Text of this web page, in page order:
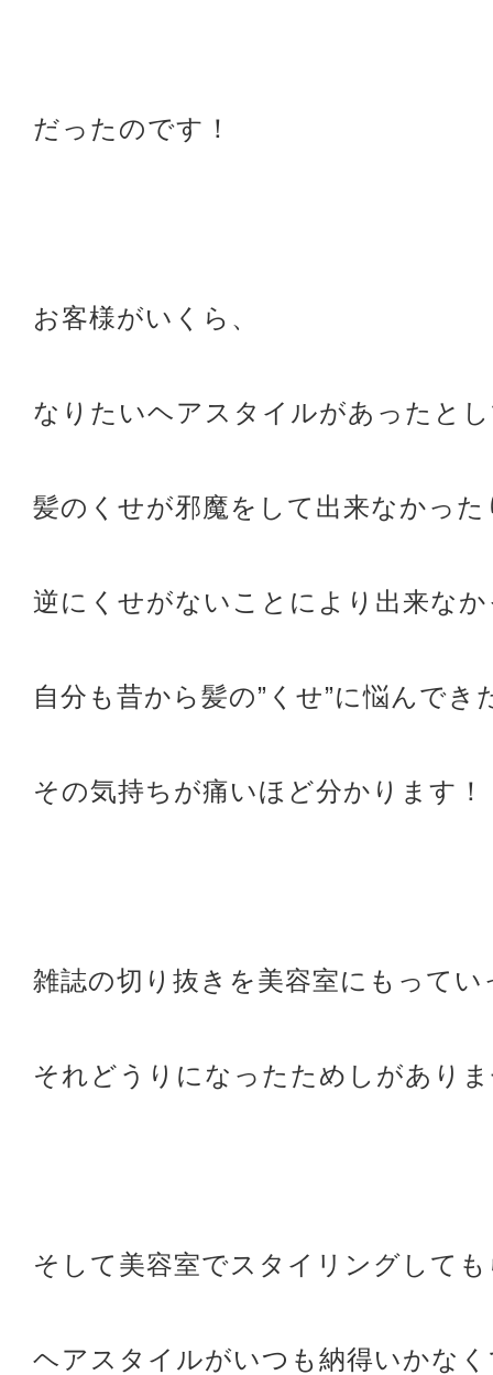
だったのです！
お客様がいくら、
なりたいヘアスタイルがあったと
髪のくせが邪魔をして出来なかった
逆にくせがないことにより出来な
自分も昔から髪の”くせ”に悩んでき
その気持ちが痛いほど分かります！
雑誌の切り抜きを美容室にもってい
それどうりになったためしがあり
そして美容室でスタイリングして
ヘアスタイルがいつも納得いかな